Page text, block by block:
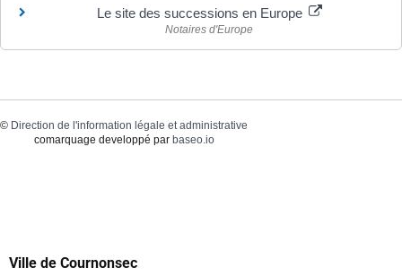
Le site des successions en Europe
Notaires d'Europe
© Direction de l'information légale et administrative
comarquage developpé par baseo.io
Ville de Cournonsec